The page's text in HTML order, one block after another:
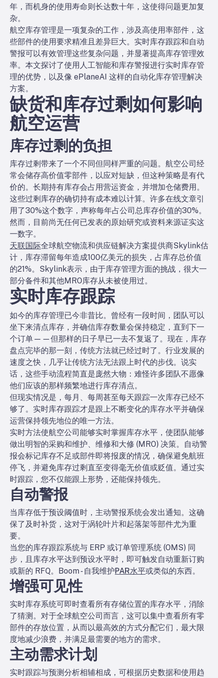
年，而机身的使用寿命则长达数十年，这使得问题更加复
杂。
航空库存管理是一项复杂的工作，涉及高使用率部件，这
些部件的使用要求精准且差异巨大。实时库存跟踪和自动
警报可以有效管理这些复杂问题，并显著提高库存管理效
率。本文探讨了使用人工智能和库存警报进行实时库存管
理的优势，以及像 ePlaneAI 这样的自动化库存管理解决
方案。
缺货和库存过剩如何影响
航空运营
库存过剩的负担
库存过剩带来了一个不同但同样严重的问题。航空公司经
常会储存高价值零部件，以应对短缺，但这种策略是有代
价的。长期持有库存会占用营运资金，并增加仓储费用。
这些过剩库存的确切持有成本难以计算。许多在线文章引
用了30%这个数字，声称每年占公司总库存价值的30%。
然而，目前尚无任何已发表的原始研究或资料来源证实这
一数字。
天联国际全球航空物流和供应链解决方案提供商Skylink估
计，库存滞留每年造成100亿美元的损失，占库存总价值
的21%。Skylink表示，由于库存管理方面的挑战，很大一
部分备件和其他MRO库存从未被使用过。
实时库存跟踪
如今的库存管理已今非昔比。曾经有一段时间，团队可以
坐下来清点库存，并确信库存数量会保持稳定，直到下一
个订单——但那样的日子早已一去不复返了。现在，库存
盘点完毕的那一刻，传统方法就已经过时了。行业发展的
速度之快，几乎让传统方法无法跟上时代的步伐。说实
话，这些手动流程简直是庞然大物：难怪许多团队不愿像
他们应该的那样频繁地进行库存清点。
但现实情况是，每月、每周甚至每天跟踪一次库存已经不
够了。实时库存跟踪才是跟上不断变化的库存水平并确保
运营保持领先地位的唯一方法。
实时方法使航空公司能够实时掌握库存水平，使团队能够
做出明智的采购和维护、维修和大修 (MRO) 决策。自动警
报会标记库存不足或部件即将报废的情况，确保避免航班
停飞，并避免库存过剩直至变得毫无价值或贬值。通过实
时跟踪，您不仅能跟上形势，还能保持领先。
自动警报
当库存低于预设阈值时，主动警报系统会发出通知。这确
保了及时补货，这对于涡轮叶片和起落架等部件尤为重
要。
当您的库存跟踪系统与 ERP 或订单管理系统 (OMS) 同
步，且库存水平达到预设水平时，即可触发自动重新订购
或新的 RFQ。Boom - 自我维护PAR水平或类似的东西。
增强可见性
实时库存系统可即时查看所有存储位置的库存水平，消除
了猜测。对于全球航空公司而言，这可以集中查看所有零
部件的存放位置，从而以最高效的方式分配它们，最大限
度地减少浪费，并满足最需要的地方的需求。
主动需求计划
实时跟踪与预测分析相辅相成，可根据历史数据和使用趋